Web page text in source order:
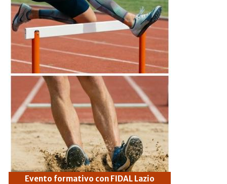
Evento formativo con FIDAL Lazio